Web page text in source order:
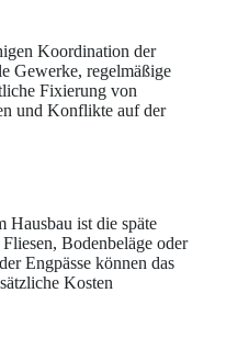
Koordination der
Gewerke, regelmäßige
Fixierung von
und Konflikte auf der
Hausbau ist die späte
Bodenbeläge oder
Engpässe können das
Kosten